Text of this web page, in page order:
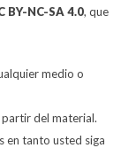
BY-NC-SA 4.0, que
medio o
del material.
en tanto usted siga